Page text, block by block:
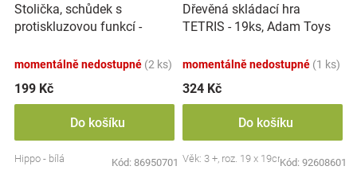
Stolička, schůdek s
protiskluzovou funkcí -
momentálně nedostupné (2 ks)
199 Kč
Do košíku
Hippo - bílá Kód: 86950701
Dřevěná skládací hra
TETRIS - 19ks, Adam Toys
momentálně nedostupné (1 ks)
324 Kč
Do košíku
Věk: 3 +, roz. 19 x 19cmKód: 92608601